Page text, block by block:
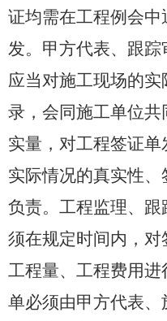
证均需在工程例会
发。甲方代表、跟
应当对施工现场的
录，会同施工单位共
实量，对工程签证
实际情况的真实性
负责。工程监理、
须在规定时间内，对
工程量、工程费用
单必须由甲方代表